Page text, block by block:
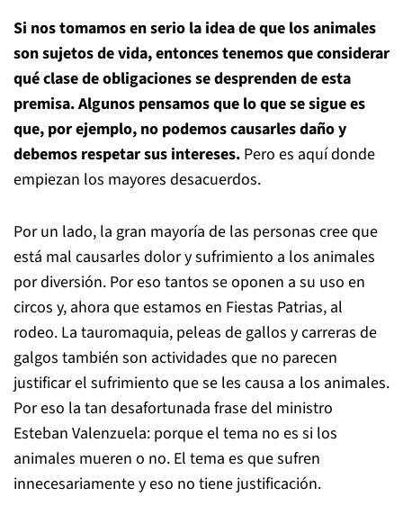
Si nos tomamos en serio la idea de que los animales
son sujetos de vida, entonces tenemos que considerar
qué clase de obligaciones se desprenden de esta
premisa. Algunos pensamos que lo que se sigue es
que, por ejemplo, no podemos causarles daño y
debemos respetar sus intereses. Pero es aquí donde
empiezan los mayores desacuerdos.
Por un lado, la gran mayoría de las personas cree que
está mal causarles dolor y sufrimiento a los animales
por diversión. Por eso tantos se oponen a su uso en
circos y, ahora que estamos en Fiestas Patrias, al
rodeo. La tauromaquia, peleas de gallos y carreras de
galgos también son actividades que no parecen
justificar el sufrimiento que se les causa a los animales.
Por eso la tan desafortunada frase del ministro
Esteban Valenzuela: porque el tema no es si los
animales mueren o no. El tema es que sufren
innecesariamente y eso no tiene justificación.